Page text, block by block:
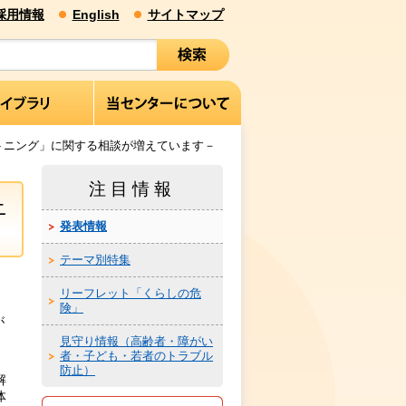
用情報 English サイトマップ
ング」に関する相談が増えています－
注目情報
発表情報
テーマ別特集
リーフレット「くらしの危
険」
見守り情報（高齢者・障がい
者・子ども・若者のトラブル
防止）